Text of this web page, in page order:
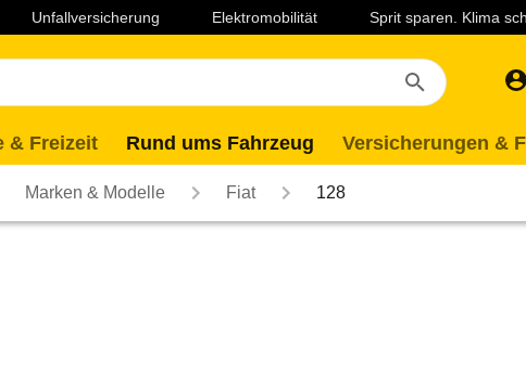
Unfallversicherung Elektromobilität Sprit sparen. Klima
& Freizeit Rund ums Fahrzeug Versicherungen &
Marken & Modelle Fiat 128